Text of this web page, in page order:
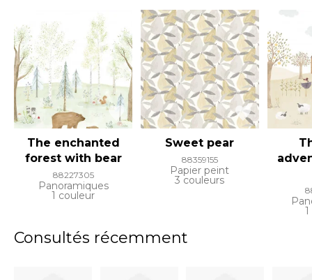
The enchanted
forest with bear
88227305
Panoramiques
1 couleur
Sweet pear
88359155
Papier peint
3 couleurs
Consultés récemment